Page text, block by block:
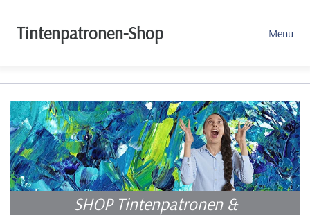
Tintenpatronen-Shop Menu
SHOP Tintenpatronen &